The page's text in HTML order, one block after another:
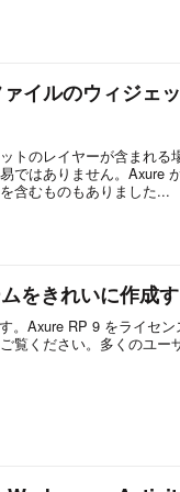
イルのウィジェ
トのレイヤーが含まれ
ではありません。Axure
含むものもありました...
をきれいに作成
。Axure RP 9 をライセ
覧ください。多くのユ